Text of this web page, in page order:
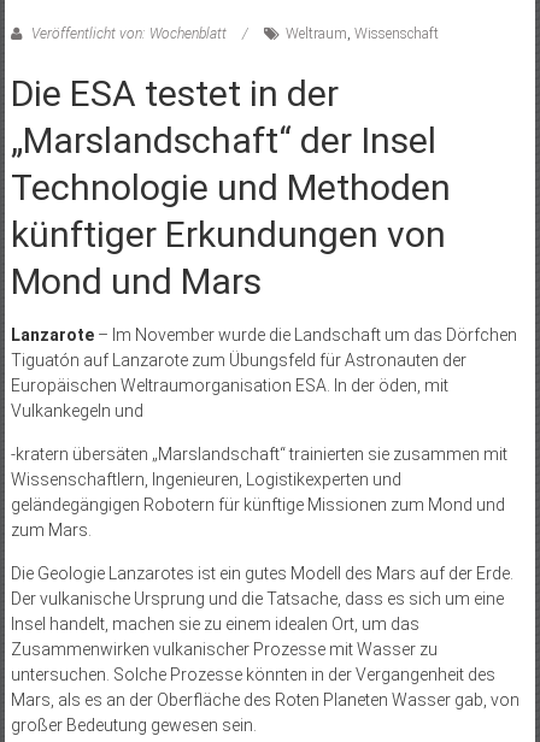
Veröffentlicht von: Wochenblatt Weltraum, Wissenschaft
Die ESA testet in der
„Marslandschaft“ der Insel
Technologie und Methoden
künftiger Erkundungen von
Mond und Mars
Lanzarote– Im November wurde die Landschaft um das Dörfchen
Tiguatón auf Lanzarote zum Übungsfeld für Astronauten der
Europäischen Weltraumorganisation ESA. In der öden, mit
Vulkankegeln und
-kratern übersäten „Marslandschaft“ trainierten sie zusammen mit
Wissenschaftlern, Ingenieuren, Logistikexperten und
geländegängigen Robotern für künftige Missionen zum Mond und
zum Mars.
Die Geologie Lanzarotes ist ein gutes Modell des Mars auf der Erde.
Der vulkanische Ursprung und die Tatsache, dass es sich um eine
Insel handelt, machen sie zu einem idealen Ort, um das
Zusammenwirken vulkanischer Prozesse mit Wasser zu
untersuchen. Solche Prozesse könnten in der Vergangenheit des
Mars, als es an der Oberfläche des Roten Planeten Wasser gab, von
großer Bedeutung gewesen sein.